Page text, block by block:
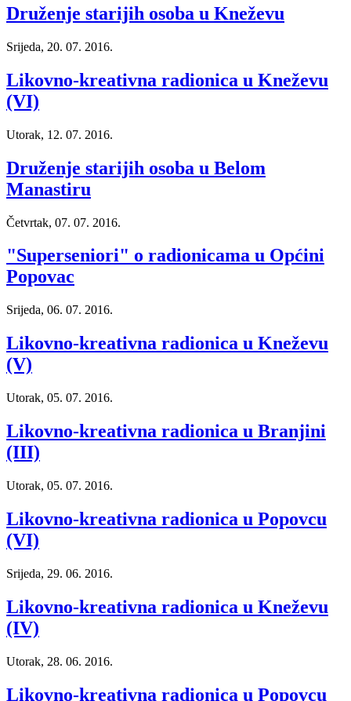
Druženje starijih osoba u Kneževu
Srijeda, 20. 07. 2016.
Likovno-kreativna radionica u Kneževu
(VI)
Utorak, 12. 07. 2016.
Druženje starijih osoba u Belom
Manastiru
Četvrtak, 07. 07. 2016.
"Superseniori" o radionicama u Općini
Popovac
Srijeda, 06. 07. 2016.
Likovno-kreativna radionica u Kneževu
(V)
Utorak, 05. 07. 2016.
Likovno-kreativna radionica u Branjini
(III)
Utorak, 05. 07. 2016.
Likovno-kreativna radionica u Popovcu
(VI)
Srijeda, 29. 06. 2016.
Likovno-kreativna radionica u Kneževu
(IV)
Utorak, 28. 06. 2016.
Likovno-kreativna radionica u Popovcu